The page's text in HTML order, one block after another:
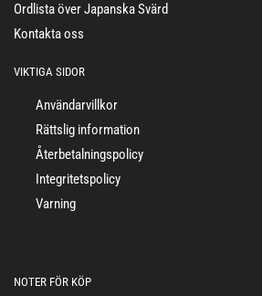
Ordlista över Japanska Svärd
Kontakta oss
VIKTIGA SIDOR
Användarvillkor
Rättslig information
Återbetalningspolicy
Integritetspolicy
Varning
NOTER FÖR KÖP